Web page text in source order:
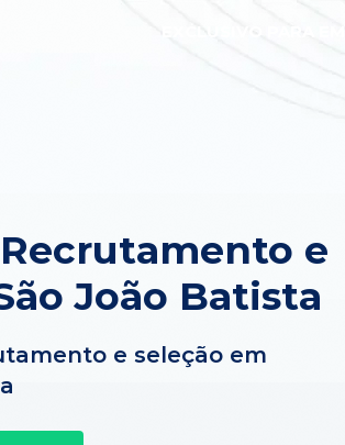
e
João Batista
e seleção em